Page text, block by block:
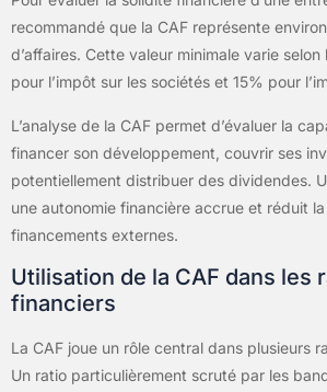
recommandé que la CAF représente
d’affaires. Cette valeur minimale varie
pour l’impôt sur les sociétés et 15% pour
L’analyse de la CAF permet d’évaluer la
financer son développement, couvrir ses
potentiellement distribuer des dividendes.
une autonomie financière accrue et réduit
financements externes.
Utilisation de la CAF dans les
financiers
La CAF joue un rôle central dans plusieurs
Un ratio particulièrement scruté par les